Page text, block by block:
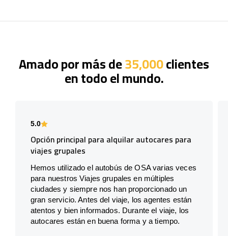
Amado por más de35,000clientes
en todo el mundo.
5.0
Opción principal para alquilar autocares para
viajes grupales
Hemos utilizado el autobús de OSA varias veces
para nuestros Viajes grupales en múltiples
ciudades y siempre nos han proporcionado un
gran servicio. Antes del viaje, los agentes están
atentos y bien informados. Durante el viaje, los
autocares están en buena forma y a tiempo.